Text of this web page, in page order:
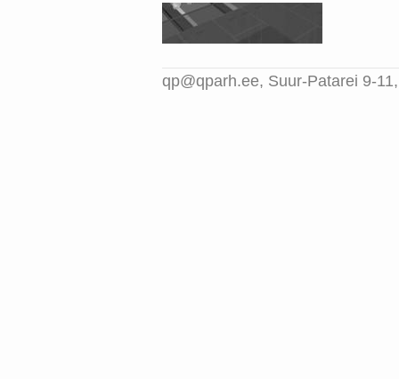
qp@qparh.ee, Suur-Patarei 9-